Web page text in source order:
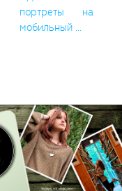
портреты на
мобильный ...